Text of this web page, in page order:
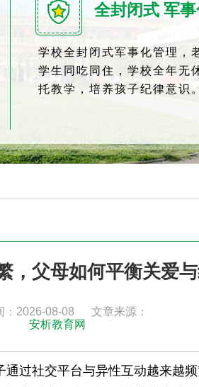
全封闭式 军
学校全封闭式军事化管理，
学生同吃同住，学校全年无
托教学，培养孩子纪律意识。
，父母如何平衡关爱与
：2026-08-08
文章来源：
安析教育网
过社交平台与异性互动越来越